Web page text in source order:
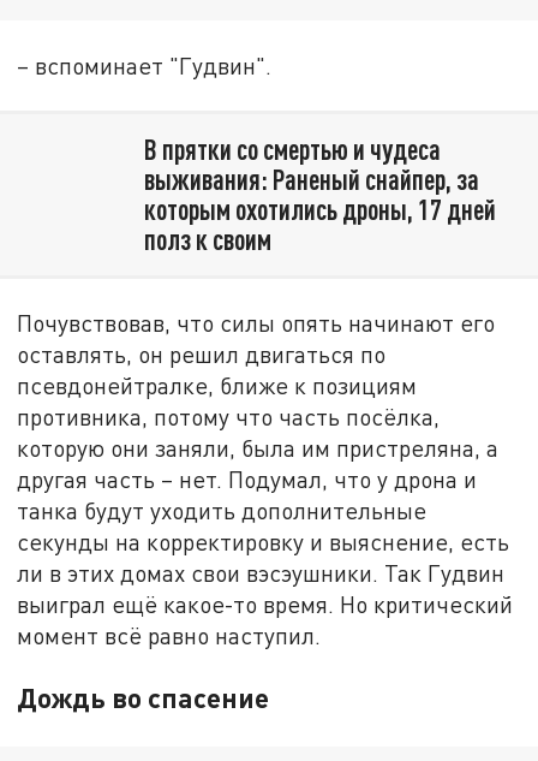
– вспоминает "Гудвин".
В прятки со смертью и чудеса
выживания: Раненый снайпер, за
которым охотились дроны, 17 дней
полз к своим
Почувствовав, что силы опять начинают его
оставлять, он решил двигаться по
псевдонейтралке, ближе к позициям
противника, потому что часть посёлка,
которую они заняли, была им пристреляна, а
другая часть – нет. Подумал, что у дрона и
танка будут уходить дополнительные
секунды на корректировку и выяснение, есть
ли в этих домах свои вэсэушники. Так Гудвин
выиграл ещё какое-то время. Но критический
момент всё равно наступил.
Дождь во спасение